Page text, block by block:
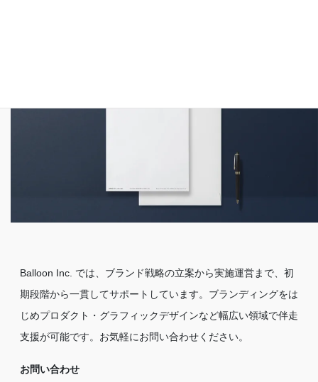
Balloon Inc. では、ブランド戦略の立案から実施運営まで、初
期段階から一貫してサポートしています。ブランディングをは
じめプロダクト・グラフィックデザインなど幅広い領域で伴走
支援が可能です。お気軽にお問い合わせください。
お問い合わせ